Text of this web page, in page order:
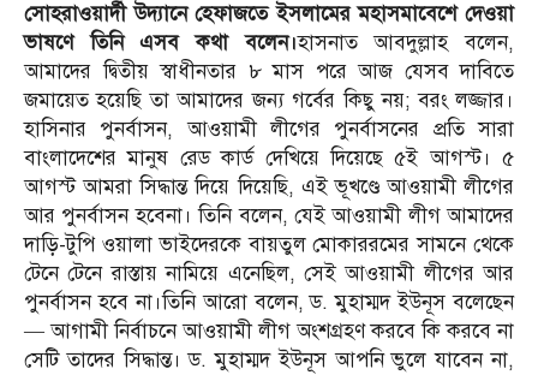
সোহরাওয়ার্দী উদ্যানে হেফাজতে ইসলামের মহাসমাবেশে দেওয়া
ভাষণে তিনি এসব কথা বলেন।হাসনাত আবদুল্লাহ বলেন,
আমাদের দ্বিতীয় স্বাধীনতার ৮ মাস পরে আজ যেসব দাবিতে
জমায়েত হয়েছি তা আমাদের জন্য গর্বের কিছু নয়; বরং লজ্জার।
হাসিনার পুনর্বাসন, আওয়ামী লীগের পুনর্বাসনের প্রতি সারা
বাংলাদেশের মানুষ রেড কার্ড দেখিয়ে দিয়েছে ৫ই আগস্ট। ৫
আগস্ট আমরা সিদ্ধান্ত দিয়ে দিয়েছি, এই ভূখণ্ডে আওয়ামী লীগের
আর পুনর্বাসন হবেনা। তিনি বলেন, যেই আওয়ামী লীগ আমাদের
দাড়ি-টুপি ওয়ালা ভাইদেরকে বায়তুল মোকাররমের সামনে থেকে
টেনে টেনে রাস্তায় নামিয়ে এনেছিল, সেই আওয়ামী লীগের আর
পুনর্বাসন হবে না।তিনি আরো বলেন, ড. মুহাম্মদ ইউনূস বলেছেন
— আগামী নির্বাচনে আওয়ামী লীগ অংশগ্রহণ করবে কি করবে না
সেটি তাদের সিদ্ধান্ত। ড. মুহাম্মদ ইউনূস আপনি ভুলে যাবেন না,